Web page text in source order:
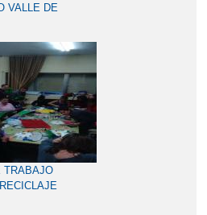
VALLE DE
TRABAJO